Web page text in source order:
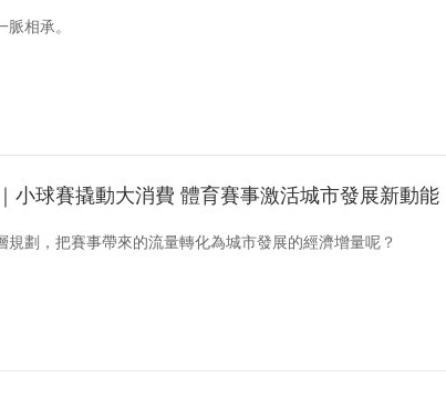
脈相承。
小球賽撬動大消費 體育賽事激活城市發展新動能
規劃，把賽事帶來的流量轉化為城市發展的經濟增量呢？